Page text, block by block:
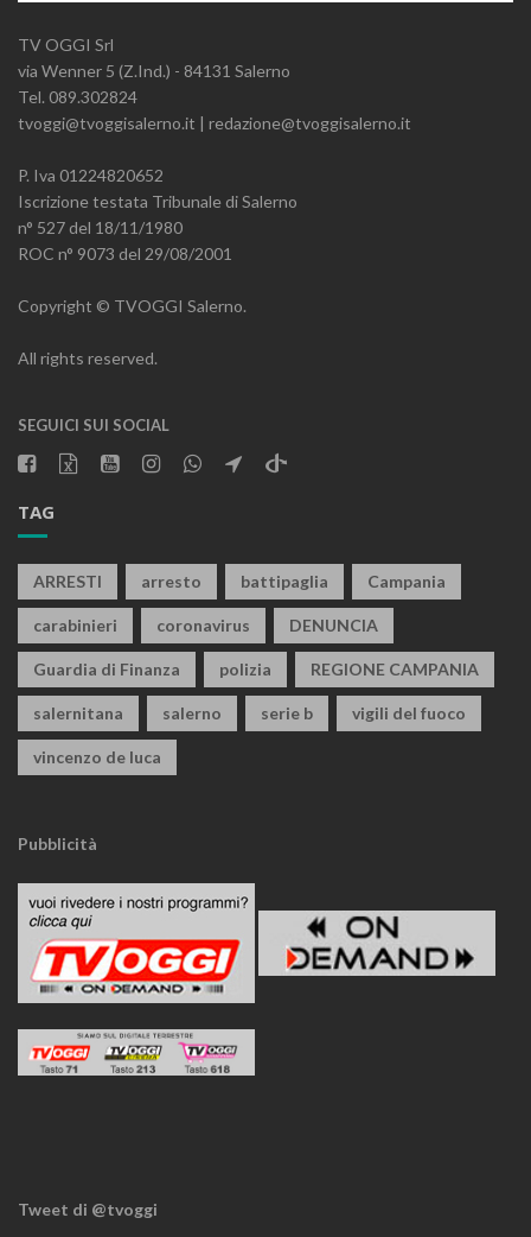
TV OGGI Srl
via Wenner 5 (Z.Ind.) - 84131 Salerno
Tel. 089.302824
tvoggi@tvoggisalerno.it | redazione@tvoggisalerno.it
P. Iva 01224820652
Iscrizione testata Tribunale di Salerno
n° 527 del 18/11/1980
ROC n° 9073 del 29/08/2001
Copyright © TVOGGI Salerno.
All rights reserved.
SEGUICI SUI SOCIAL
TAG
ARRESTI arresto battipaglia Campania
carabinieri coronavirus DENUNCIA
Guardia di Finanza polizia REGIONE CAMPANIA
salernitana salerno serie b vigili del fuoco
vincenzo de luca
Pubblicità
Tweet di @tvoggi